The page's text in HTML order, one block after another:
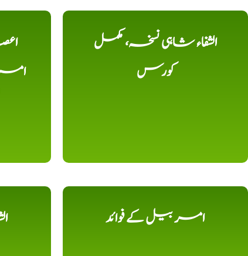
الشفاء شاہی نسخہ، مکمل
کورس
امر بیل کے فوائد